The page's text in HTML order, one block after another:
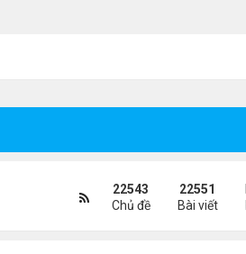
22543
Chủ đề
22551
Bài viết